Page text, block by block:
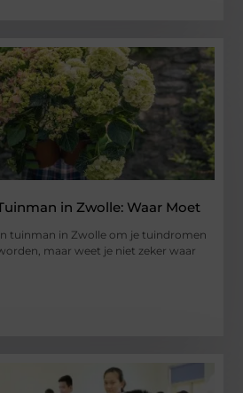
in Zwolle: Waar Moet
tuinman in Zwolle om je tuindromen
maar weet je niet zeker waar